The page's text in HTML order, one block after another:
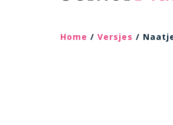
Home / Versjes /